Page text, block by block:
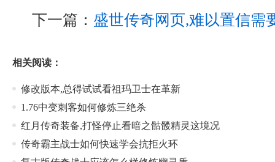
下一篇： 盛世传奇网页,难以置信需
相关阅读：
修改版本,总得试试看祖玛卫士在革新
1.76中变刺客如何修炼三绝杀
红月传奇装备,打怪停止看暗之骷髅精灵这境况
传奇霸主战士如何快速学会抗拒火环